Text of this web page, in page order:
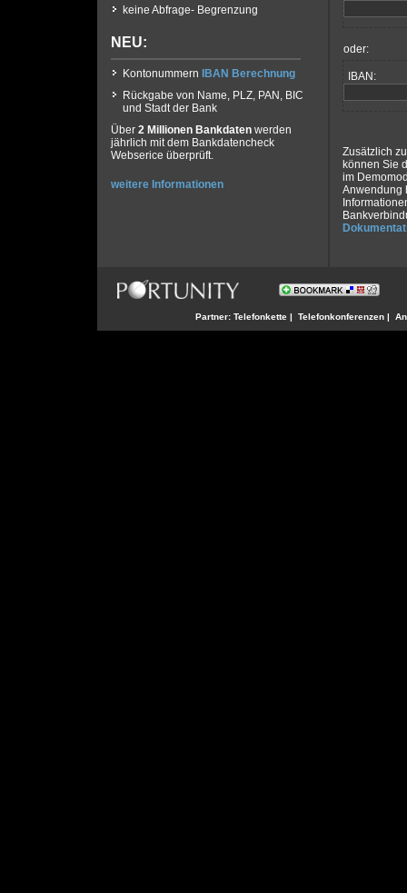
keine Abfrage- Begrenzung
NEU:
Kontonummern
IBAN Berechnung
Rückgabe von Name, PLZ, PAN, BIC
und Stadt der Bank
Über 2 Millionen Bankdaten werden
jährlich mit dem Bankdatencheck
Webserice überprüft.
weitere Informationen
oder:
IBAN:
Zusätzlich
können Sie
im
Anwendung
Partner: Telefonkette | Telefonkonferenzen |